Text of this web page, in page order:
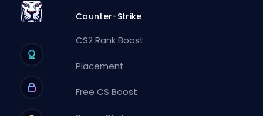
Counter-Strike
CS2 Rank Boost
Placement
Free CS Boost